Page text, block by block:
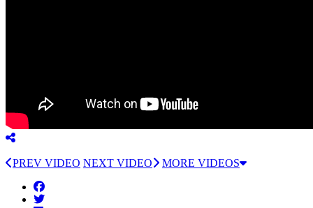
PREV VIDEO NEXT VIDEO MORE VIDEOS